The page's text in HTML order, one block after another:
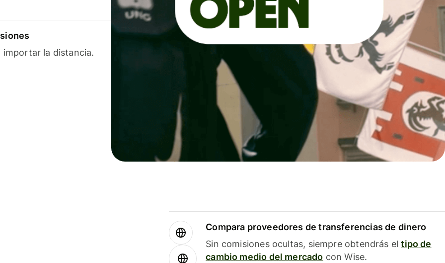
importar la distancia.
Compara proveedores de transferencias de dinero
Sin comisiones ocultas, siempre obtendrás eltipo de
cambio medio del mercado con Wise.